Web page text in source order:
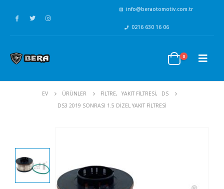
info@beraotomotiv.com.tr
0216 630 16 06
0
EV ÜRÜNLER FİLTRE, YAKIT FİLTRESİ,
DS
DS3 2019 SONRASI 1.5 DIZEL YAKIT FILTRESI